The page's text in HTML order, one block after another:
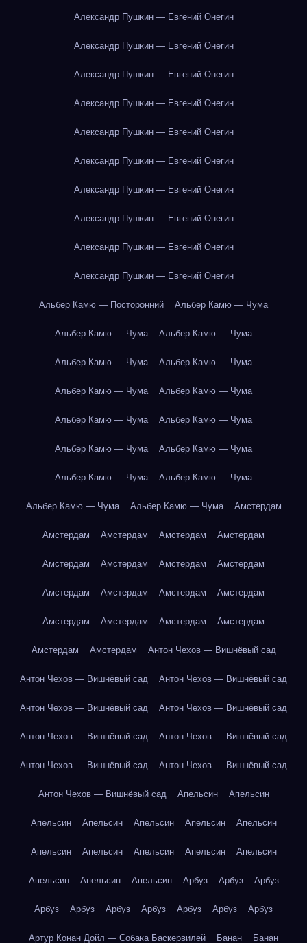
Александр Пушкин — Евгений Онегин
Александр Пушкин — Евгений Онегин
Александр Пушкин — Евгений Онегин
Александр Пушкин — Евгений Онегин
Александр Пушкин — Евгений Онегин
Александр Пушкин — Евгений Онегин
Александр Пушкин — Евгений Онегин
Александр Пушкин — Евгений Онегин
Александр Пушкин — Евгений Онегин
Александр Пушкин — Евгений Онегин
Альбер Камю — Посторонний Альбер Камю — Чума
Альбер Камю — Чума Альбер Камю — Чума
Альбер Камю — Чума Альбер Камю — Чума
Альбер Камю — Чума Альбер Камю — Чума
Альбер Камю — Чума Альбер Камю — Чума
Альбер Камю — Чума Альбер Камю — Чума
Альбер Камю — Чума Альбер Камю — Чума
Альбер Камю — Чума Альбер Камю — Чума Амстердам
Амстердам Амстердам Амстердам Амстердам
Амстердам Амстердам Амстердам Амстердам
Амстердам Амстердам Амстердам Амстердам
Амстердам Амстердам Амстердам Амстердам
Амстердам Амстердам Антон Чехов — Вишнёвый сад
Антон Чехов — Вишнёвый сад Антон Чехов — Вишнёвый сад
Антон Чехов — Вишнёвый сад Антон Чехов — Вишнёвый сад
Антон Чехов — Вишнёвый сад Антон Чехов — Вишнёвый сад
Антон Чехов — Вишнёвый сад Антон Чехов — Вишнёвый сад
Антон Чехов — Вишнёвый сад Апельсин Апельсин
Апельсин Апельсин Апельсин Апельсин Апельсин
Апельсин Апельсин Апельсин Апельсин Апельсин
Апельсин Апельсин Апельсин Арбуз Арбуз Арбуз
Арбуз Арбуз Арбуз Арбуз Арбуз Арбуз Арбуз
Артур Конан Дойл — Собака Баскервилей Банан Банан